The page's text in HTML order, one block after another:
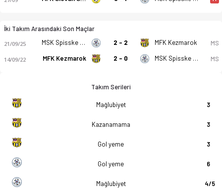
İki Takım Arasındaki Son Maçlar
21/09/25 MSK Spisske Podhradie 2 - 2 MFK Kezmarok MS
14/09/22 MFK Kezmarok 2 - 0 MSK Spisske Podhradie MS
Takım Serileri
Mağlubiyet 3
Kazanamama 3
Gol yeme 3
Gol yeme 6
Mağlubiyet 4/5